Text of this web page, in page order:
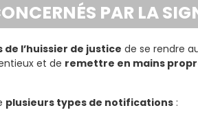
PAR LA
l’huissier de justice de se rendre
et de remettre en mains
plusieurs types de notifications :